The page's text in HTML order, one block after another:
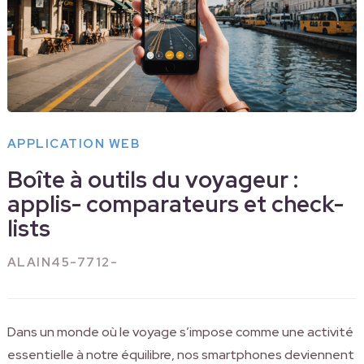
APPLICATION WEB
Boîte à outils du voyageur :
applis- comparateurs et check-
lists
ALAIN45-7712-
Dans un monde où le voyage s’impose comme une activité
essentielle à notre équilibre, nos smartphones deviennent